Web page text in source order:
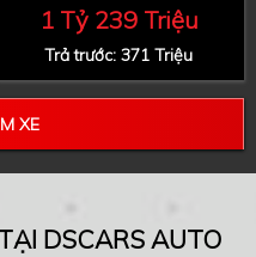
1 Tỷ 239 Triệu
Trả trước: 371 Triệu
XE
DSCARS AUTO